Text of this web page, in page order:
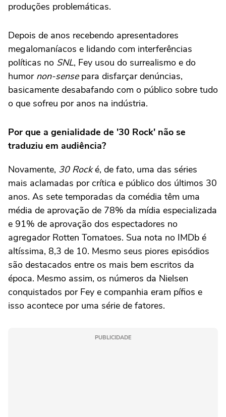
produções problemáticas.
Depois de anos recebendo apresentadores
megalomaníacos e lidando com interferências
políticas no SNL, Fey usou do surrealismo e do
humor non-sensepara disfarçar denúncias,
basicamente desabafando com o público sobre tudo
o que sofreu por anos na indústria.
Por que a genialidade de '30 Rock' não se
traduziu em audiência?
Novamente, 30 Rocké, de fato, uma das séries
mais aclamadas por crítica e público dos últimos 30
anos. As sete temporadas da comédia têm uma
média de aprovação de 78% da mídia especializada
e 91% de aprovação dos espectadores no
agregador Rotten Tomatoes. Sua nota no IMDb é
altíssima, 8,3 de 10. Mesmo seus piores episódios
são destacados entre os mais bem escritos da
época. Mesmo assim, os números da Nielsen
conquistados por Fey e companhia eram pífios e
isso acontece por uma série de fatores.
PUBLICIDADE